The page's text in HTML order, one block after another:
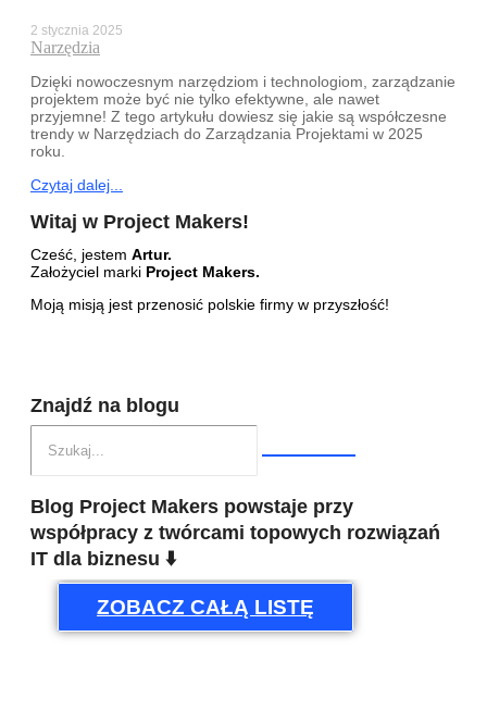
2 stycznia 2025
Narzędzia
Dzięki nowoczesnym narzędziom i technologiom, zarządzanie
projektem może być nie tylko efektywne, ale nawet
przyjemne! Z tego artykułu dowiesz się jakie są współczesne
trendy w Narzędziach do Zarządzania Projektami w 2025
roku.
Czytaj dalej...
Witaj w Project Makers!
Cześć, jestem Artur.
Założyciel marki Project Makers.
Moją misją jest przenosić polskie firmy w przyszłość!
Znajdź na blogu
Blog Project Makers powstaje przy
współpracy z twórcami topowych rozwiązań
IT dla biznesu ⬇️
ZOBACZ CAŁĄ LISTĘ